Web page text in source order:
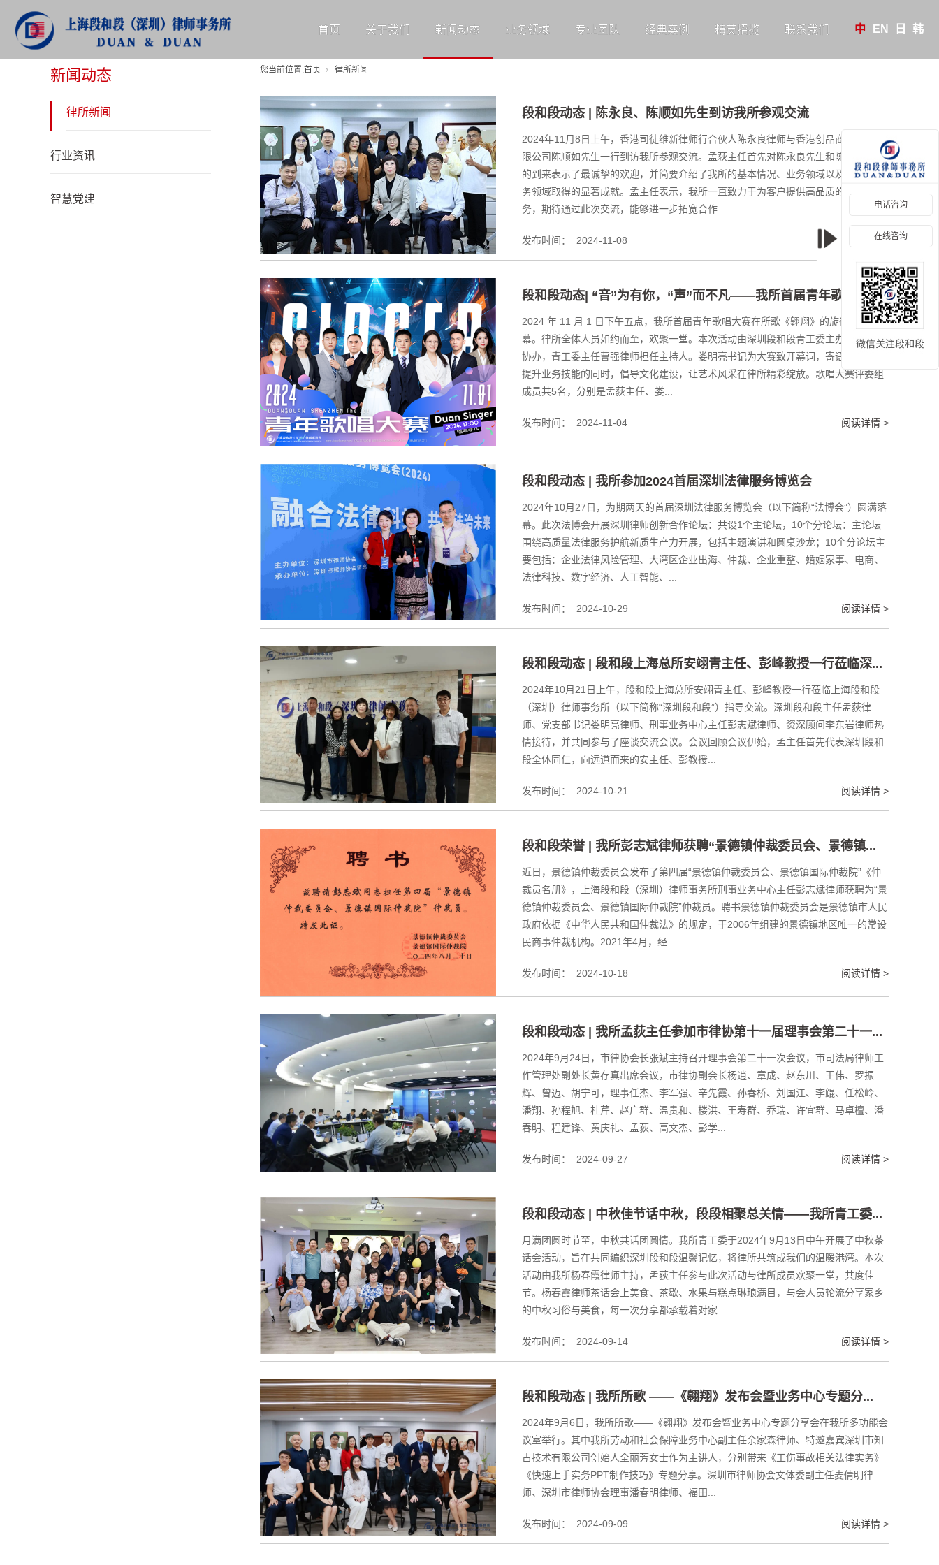
首页 关于我们 新闻动态 业务领域 专业团队 经典案例 精英招揽 联系我们 EN
中 日 韩
新闻动态
新闻动态
律所新闻
行业资讯
智慧党建
您当前位置:首页 律所新闻
段和段动态 | 陈永良、陈顺如先生到访我所参观交流
2024年11月8日上午，香港司徒维新律师行合伙人陈永良律师与香港创品商务信息有
限公司陈顺如先生一行到访我所参观交流。孟荻主任首先对陈永良先生和陈顺如先生
的到来表示了最诚挚的欢迎，并简要介绍了我所的基本情况、业务领域以及在法律服
务领域取得的显著成就。孟主任表示，我所一直致力于为客户提供高品质的法律服
务，期待通过此次交流，能够进一步拓宽合作...
发布时间： 2024-11-08 阅读详情 >
段和段动态| “音”为有你，“声”而不凡——我所首届青年歌唱...
2024 年 11 月 1 日下午五点，我所首届青年歌唱大赛在所歌《翱翔》的旋律中拉开序
幕。律所全体人员如约而至，欢聚一堂。本次活动由深圳段和段青工委主办、公司委
协办，青工委主任曹强律师担任主持人。娄明亮书记为大赛致开幕词，寄语全体律师
提升业务技能的同时，倡导文化建设，让艺术风采在律所精彩绽放。歌唱大赛评委组
成员共5名，分别是孟荻主任、娄...
发布时间： 2024-11-04 阅读详情 >
段和段动态 | 我所参加2024首届深圳法律服务博览会
2024年10月27日，为期两天的首届深圳法律服务博览会（以下简称“法博会”）圆满落
幕。此次法博会开展深圳律师创新合作论坛：共设1个主论坛，10个分论坛：主论坛
围绕高质量法律服务护航新质生产力开展，包括主题演讲和圆桌沙龙；10个分论坛主
要包括：企业法律风险管理、大湾区企业出海、仲裁、企业重整、婚姻家事、电商、
法律科技、数字经济、人工智能、...
发布时间： 2024-10-29 阅读详情 >
段和段动态 | 段和段上海总所安翊青主任、彭峰教授一行莅临深...
2024年10月21日上午，段和段上海总所安翊青主任、彭峰教授一行莅临上海段和段
（深圳）律师事务所（以下简称“深圳段和段”）指导交流。深圳段和段主任孟荻律
师、党支部书记娄明亮律师、刑事业务中心主任彭志斌律师、资深顾问李东岩律师热
情接待，并共同参与了座谈交流会议。会议回顾会议伊始，孟主任首先代表深圳段和
段全体同仁，向远道而来的安主任、彭教授...
发布时间： 2024-10-21 阅读详情 >
段和段荣誉 | 我所彭志斌律师获聘“景德镇仲裁委员会、景德镇...
近日，景德镇仲裁委员会发布了第四届“景德镇仲裁委员会、景德镇国际仲裁院”《仲
裁员名册》，上海段和段（深圳）律师事务所刑事业务中心主任彭志斌律师获聘为“景
德镇仲裁委员会、景德镇国际仲裁院”仲裁员。聘书景德镇仲裁委员会是景德镇市人民
政府依据《中华人民共和国仲裁法》的规定，于2006年组建的景德镇地区唯一的常设
民商事仲裁机构。2021年4月，经...
发布时间： 2024-10-18 阅读详情 >
段和段动态 | 我所孟荻主任参加市律协第十一届理事会第二十一...
2024年9月24日，市律协会长张斌主持召开理事会第二十一次会议，市司法局律师工
作管理处副处长黄存真出席会议，市律协副会长杨逍、章成、赵东川、王伟、罗振
辉、曾迈、胡宁可，理事任杰、李军强、辛先霞、孙春桥、刘国江、李鲲、任松岭、
潘翔、孙程旭、杜芹、赵广群、温贵和、楼洪、王寿群、乔瑞、许宜群、马卓檀、潘
春明、程建锋、黄庆礼、孟荻、高文杰、彭学...
发布时间： 2024-09-27 阅读详情 >
段和段动态 | 中秋佳节话中秋，段段相聚总关情——我所青工委...
月满团圆时节至，中秋共话团圆情。我所青工委于2024年9月13日中午开展了中秋茶
话会活动，旨在共同编织深圳段和段温馨记忆，将律所共筑成我们的温暖港湾。本次
活动由我所杨春霞律师主持，孟荻主任参与此次活动与律所成员欢聚一堂，共度佳
节。杨春霞律师茶话会上美食、茶歇、水果与糕点琳琅满目，与会人员轮流分享家乡
的中秋习俗与美食，每一次分享都承载着对家...
发布时间： 2024-09-14 阅读详情 >
段和段动态 | 我所所歌 ——《翱翔》发布会暨业务中心专题分...
2024年9月6日，我所所歌——《翱翔》发布会暨业务中心专题分享会在我所多功能会
议室举行。其中我所劳动和社会保障业务中心副主任余家森律师、特邀嘉宾深圳市知
古技术有限公司创始人全丽芳女士作为主讲人，分别带来《工伤事故相关法律实务》
《快速上手实务PPT制作技巧》专题分享。深圳市律师协会文体委副主任麦倩明律
师、深圳市律师协会理事潘春明律师、福田...
发布时间： 2024-09-09 阅读详情 >
电话咨询
在线咨询